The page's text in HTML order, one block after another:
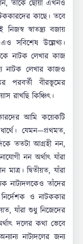
তাকে ছোঁয়া এখনও
কাছে। তবে
স্বাতন্ত্র্য বজায়
সবিশেষ উল্লেখ্য।
নাটক লেখার কাজ
নাটক লেখার কাজও
পরবর্তী বীরভূমের
রাখছি কিঞ্চিৎ।
আমি কয়েকটি
যেমন—প্রথমত,
ততটা আগ্রহী নন,
নন অর্থাৎ যাঁরা
দ্বিতীয়ত, যাঁরা
নাট্যদলকেও তাঁদের
ও নাটককার
যাঁরা শুধু নিজেদের
দলের কথা ভেবে
নাট্যদলের জন্য